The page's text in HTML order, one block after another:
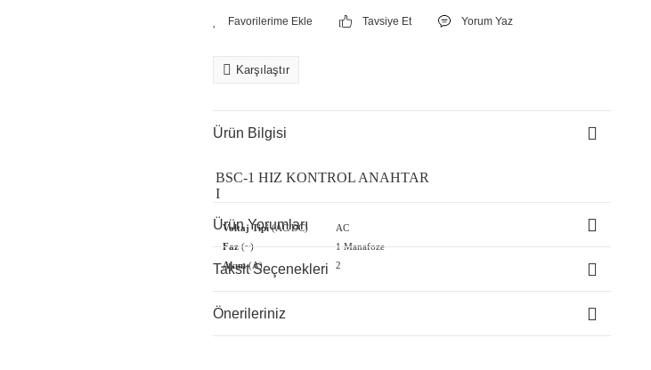
Tavsiye Et Yorum Yaz
Karşılaştır
Ürün Bilgisi
BSC-1 HIZ KONTROL ANAHTAR
I
Voltaj Tipi(AC/DC)
AC
Faz (~)
1 Manafoze
Akım(A) 2
Ürün Yorumları
Taksit Seçenekleri
Önerileriniz